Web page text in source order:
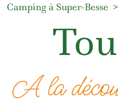
Camping à Super-Besse
A la